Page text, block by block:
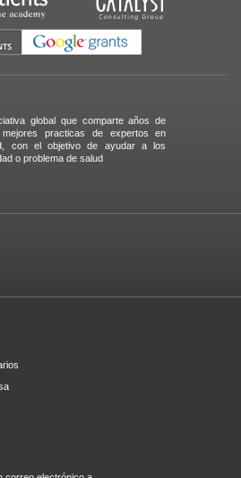
global que comparte años de
practicas de expertos en
con el objetivo de ayudar a los
o problema de salud